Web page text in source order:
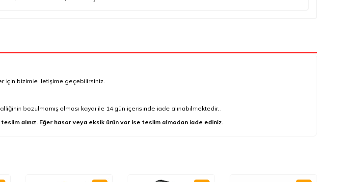
için bizimle iletişime geçebilirsiniz.
bozulmamış olması kaydı ile 14 gün içerisinde iade alınabilmektedir..
alınız. Eğer hasar veya eksik ürün var ise teslim almadan iade ediniz.